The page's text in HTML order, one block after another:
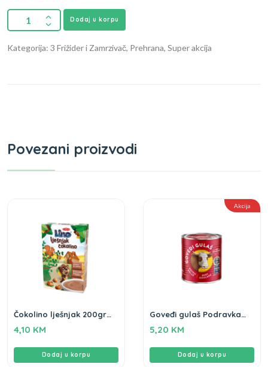
Dodaj u korpu
Kategorija: 3 Frižider i Zamrzivač, Prehrana, Super akcija
Povezani proizvodi
Čokolino lješnjak 200gr
4,10 KM
Dodaj u korpu
Akcija
Goveđi gulaš Podravka
5,20 KM
Dodaj u korpu